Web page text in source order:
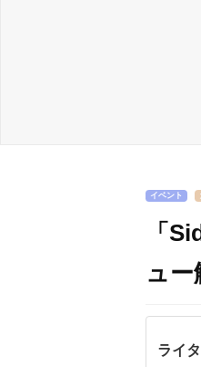
イベント
「
ュー
ライ